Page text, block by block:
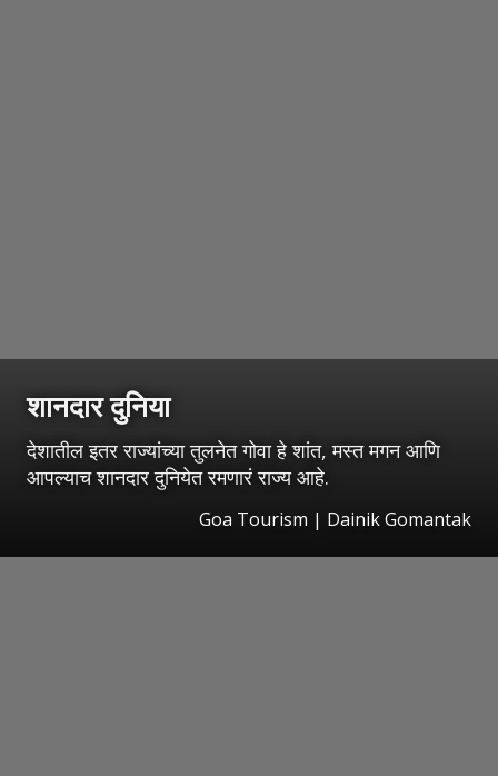
शानदार दुनिया
देशातील इतर राज्यांच्या तुलनेत गोवा हे शांत, मस्त मगन आणि
आपल्याच शानदार दुनियेत रमणारं राज्य आहे.
Goa Tourism | Dainik Gomantak